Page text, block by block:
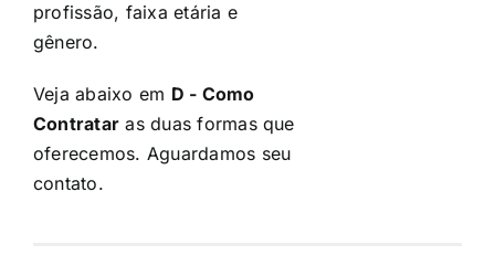
profissão, faixa etária e
gênero.
Veja abaixo em D - Como
Contratar as duas formas que
oferecemos. Aguardamos seu
contato.